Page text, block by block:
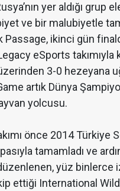
yer aldığı grup
ve bir malubiyetle
Passage, ikinci gün
eSports takımıyla
3-0 hezeyana
artık Dünya
yolcusu.
önce 2014 Türkiye
tamamladı ve
yüz binlerce
ettiği International